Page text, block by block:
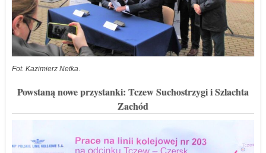
Fot. Kazimierz Netka.
Powstaną nowe przystanki: Tczew Suchostrzygi i Szlachta
Zachód